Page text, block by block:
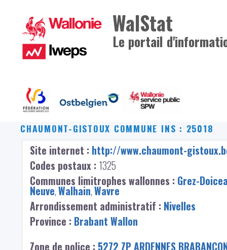
WalStat
Le portail
CHAUMONT-GISTOUX COMMUNE INS : 25018
Site internet : http://www.chaumont-
Codes postaux : 1325
Communes limitrophes wallonnes : Grez-
Neuve,Walhain,Wavre
Arrondissement administratif : Nivelles
Province : Brabant Wallon
Zone de police : 5272 ZP ARDENNES